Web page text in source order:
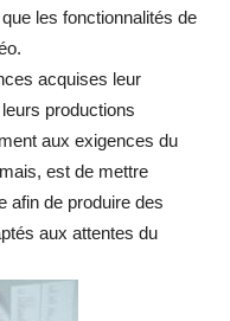
les fonctionnalités de
acquises leur
productions
aux exigences du
est de mettre
afin de produire des
aux attentes du